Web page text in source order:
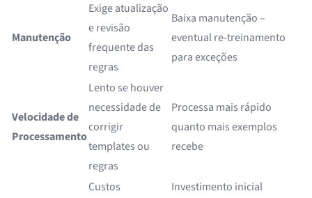
Manutenção
Exige atualização
e revisão
frequente das
regras
Baixa manutenção –
eventual re-treinamento
para exceções
Velocidade de
Processamento
Lento se houver
necessidade de
corrigir
templates ou
regras
Processa mais rápido
quanto mais exemplos
recebe
Custos
Investimento inicial